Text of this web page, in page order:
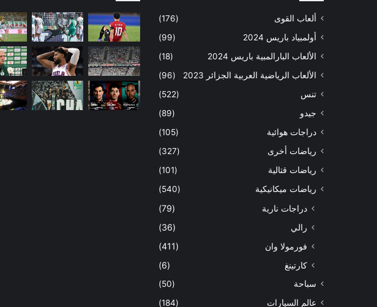
ألعاب القوى
(176)
أولمبياد باريس 2024
(99)
الألعاب البارالمبية باريس 2024
(18)
الألعاب الرياضية العربية الجزائر 2023
(96)
تنس
(522)
جيدو
(89)
دراجات هوائية
(105)
رياضات أخرى
(327)
رياضات قتالية
(101)
رياضات ميكانيكية
(540)
دراجات نارية
(79)
رالي
(36)
فورمولا وان
(411)
كارتينغ
(6)
سباحة
(50)
عالم السيارات
(184)